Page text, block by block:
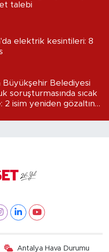
talebi
elektrik kesintileri: 8
Büyükşehir Belediyesi
soruşturmasında sıcak
2 isim yeniden gözaltına
Antalya Hava Durumu